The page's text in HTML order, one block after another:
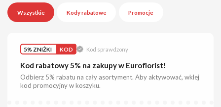
Wszystkie Kody rabatowe Promocje
5% ZNIŻKI KOD Kod sprawdzony
Kod rabatowy 5% na zakupy w Euroflorist!
Odbierz 5% rabatu na cały asortyment. Aby aktywować, wklej
kod promocyjny w koszyku.